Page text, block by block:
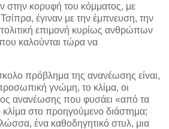
στην κορυφή του κόμματος, με
έγιναν με την έμπνευση, την
επιμονή κυρίως ανθρώπων
καλούνται τώρα να
πρόβλημα της ανανέωσης είναι,
γνώμη, το κλίμα, οι
ανανέωσης που φυσάει «από τα
στο προηγούμενο διάστημα;
ένα καθοδηγητικό στυλ, μια